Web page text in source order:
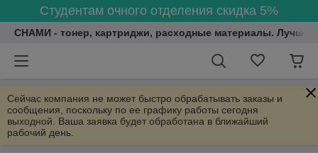
Студентам очного отделения скидка 5%
СНАМИ - тонер, картриджи, расходные материалы.
Сейчас компания не может быстро обрабатывать заказы и
сообщения, поскольку по ее графику работы сегодня
выходной. Ваша заявка будет обработана в ближайший
рабочий день.